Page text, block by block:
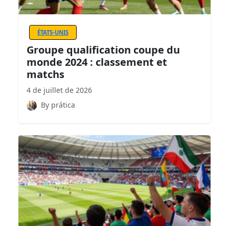
ÉTATS-UNIS
Groupe qualification coupe du
monde 2024 : classement et
matchs
4 de juillet de 2026
By prática